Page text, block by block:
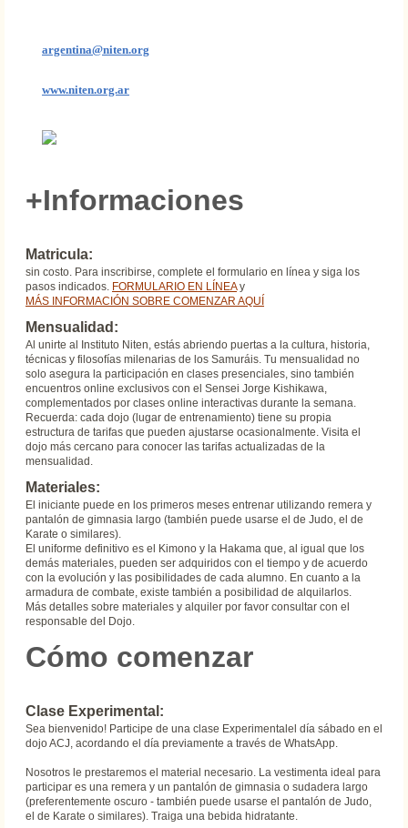
argentina@niten.org
www.niten.org.ar
+Informaciones
Matricula:
​sin costo. Para inscribirse, complete el formulario en línea y siga los
pasos indicados. FORMULARIO EN LÍNEAy
MÁS INFORMACIÓN SOBRE COMENZAR AQUÍ
Mensualidad:
Al unirte al Instituto Niten, estás abriendo puertas a la cultura, historia,
técnicas y filosofías milenarias de los Samuráis. Tu mensualidad no
solo asegura la participación en clases presenciales, sino también
encuentros online exclusivos con el Sensei Jorge Kishikawa,
complementados por clases online interactivas durante la semana.
Recuerda: cada dojo (lugar de entrenamiento) tiene su propia
estructura de tarifas que pueden ajustarse ocasionalmente. Visita el
dojo más cercano para conocer las tarifas actualizadas de la
mensualidad.
Materiales:
El iniciante puede en los primeros meses entrenar utilizando remera y
pantalón de gimnasia largo (también puede usarse el de Judo, el de
Karate o similares).
El uniforme definitivo es el Kimono y la Hakama que, al igual que los
demás materiales, pueden ser adquiridos con el tiempo y de acuerdo
con la evolución y las posibilidades de cada alumno. En cuanto a la
armadura de combate, existe también a posibilidad de alquilarlos.
Más detalles sobre materiales y alquiler por favor consultar con el
responsable del Dojo.
Cómo comenzar
Clase Experimental:
Sea bienvenido! Participe de una clase Experimentalel día sábado en el
dojo ACJ, acordando el día previamente a través de WhatsApp.
Nosotros le prestaremos el material necesario. La vestimenta ideal para
participar es una remera y un pantalón de gimnasia o sudadera largo
(preferentemente oscuro - también puede usarse el pantalón de Judo,
el de Karate o similares). Traiga una bebida hidratante.